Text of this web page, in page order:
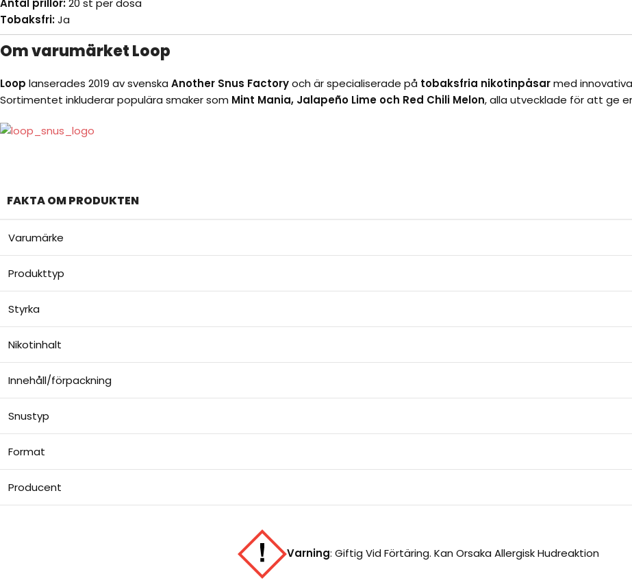
Antal prillor:20 st per dosa
Tobaksfri:Ja
Om varumärket Loop
Loop lanserades 2019 av svenska Another Snus Factoryoch är specialiserade på tobaksfria nikotinpåsarmed
Sortimentet inkluderar populära smaker som Mint Mania, Jalapeño Lime och Red Chili Melon, alla utvecklade för att ge
FAKTA OM PRODUKTEN
Varumärke
Produkttyp
Styrka
Nikotinhalt
Innehåll/förpackning
Snustyp
Format
Producent
Varning: Giftig Vid Förtäring. Kan Orsaka Allergisk Hudreaktion